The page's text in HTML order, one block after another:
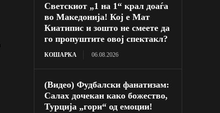
Светскиот „1 на 1“ крал доаѓа
во Македонија! Кој е Мат
Киатипис и зошто не смеете да
го пропуштите овој спектакл?
КОШАРКА 06.08.2026
(Видео) Фудбалски фанатизам:
Салах дочекан како божество,
Турција „гори“ од емоции!